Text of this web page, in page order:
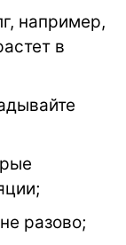
например,
в
разово;